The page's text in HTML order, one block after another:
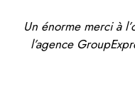
Un énorme merci à
l’agence